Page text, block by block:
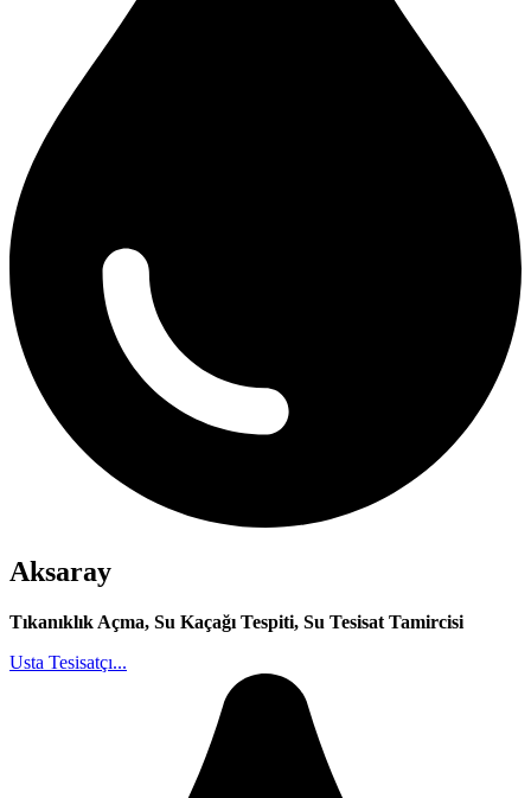
Aksaray
Tıkanıklık Açma, Su Kaçağı Tespiti, Su Tesisat Tamircisi
Usta Tesisatçı...